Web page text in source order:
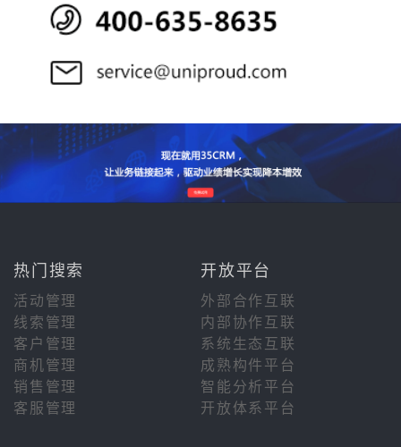
热门搜索 开放平台
活动管理
外部合作互联
线索管理
内部协作互联
客户管理
系统生态互联
商机管理
成熟构件平台
销售管理
智能分析平台
客服管理
开放体系平台